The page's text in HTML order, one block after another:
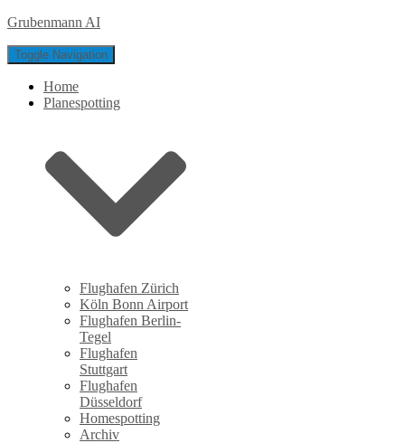
Grubenmann AI
Toggle Navigation
Home
Planespotting
Flughafen Zürich
Köln Bonn Airport
Flughafen Berlin-
Tegel
Flughafen
Stuttgart
Flughafen
Düsseldorf
Homespotting
Archiv